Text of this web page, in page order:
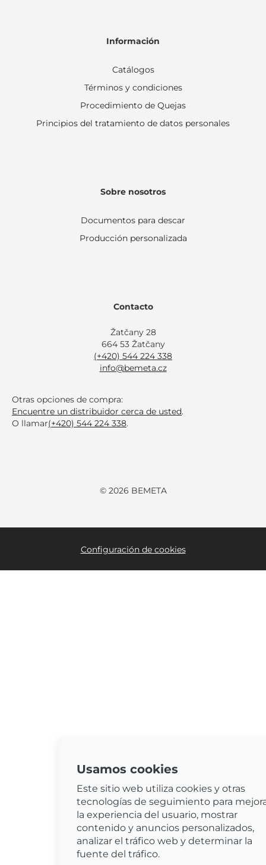
Información
Catálogos
Términos y condiciones
Procedimiento de Quejas
Principios del tratamiento de datos personales
Sobre nosotros
Documentos para descar
Producción personalizada
Contacto
Žatčany 28
664 53 Žatčany
(+420) 544 224 338
info@bemeta.cz
Otras opciones de compra:
Encuentre un distribuidor cerca de usted.
O llamar(+420) 544 224 338.
© 2026 BEMETA
Usamos cookies
Este sitio web utiliza cookies y otras
tecnologías de seguimiento para
la experiencia del usuario, mostrar
contenido y anuncios personalizados,
analizar el tráfico web y determinar la
fuente del tráfico.
Configuración de cookies